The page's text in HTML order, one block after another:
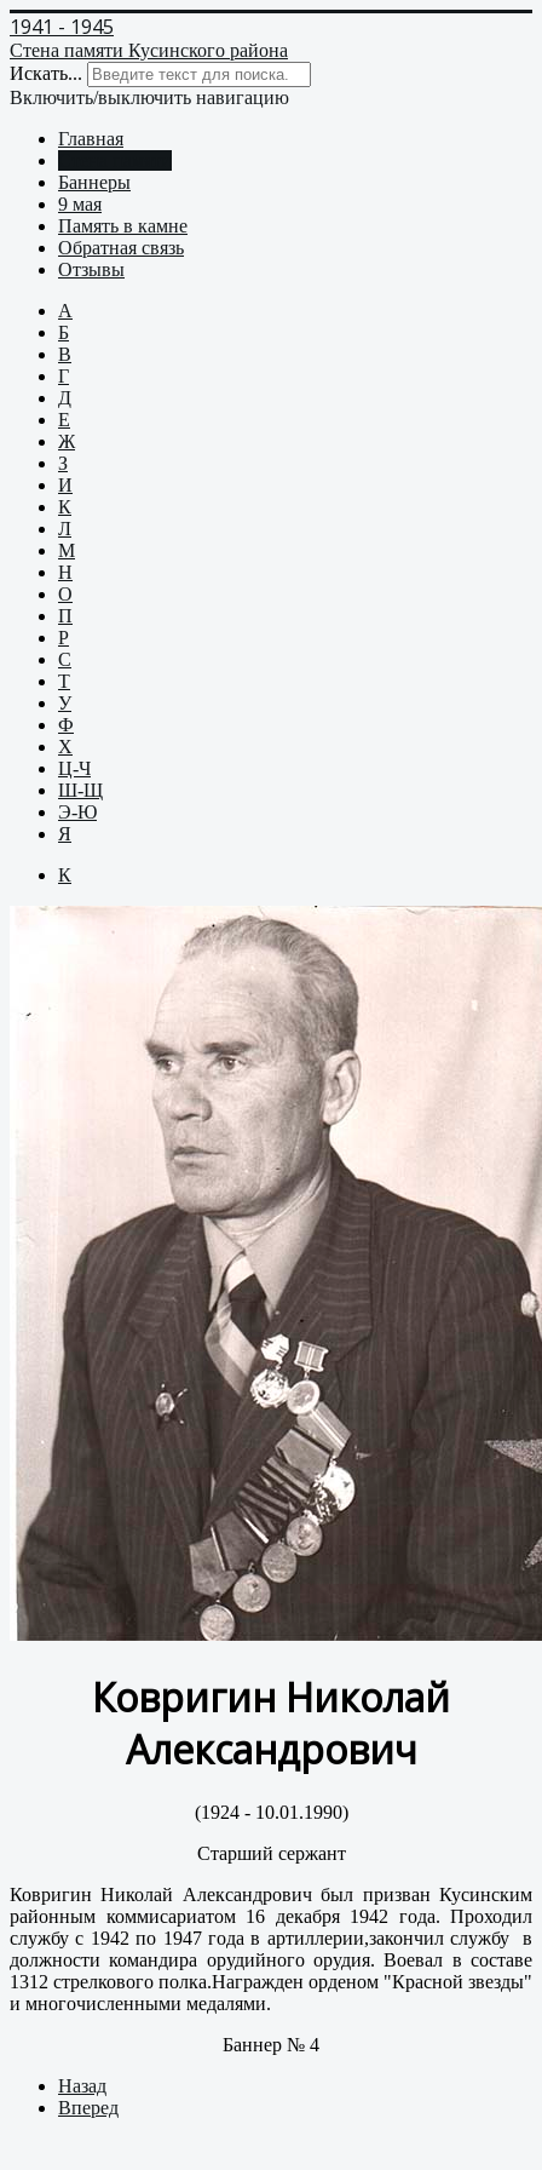
1941 - 1945
Стена памяти Кусинского района
Искать...
Включить/выключить навигацию
Главная
Баннеры
9 мая
Память в камне
Обратная связь
Отзывы
А
Б
В
Г
Д
Е
Ж
З
И
К
Л
М
Н
О
П
Р
С
Т
У
Ф
Х
Ц-Ч
Ш-Щ
Э-Ю
Я
К
Ковригин Николай
Александрович
(1924 - 10.01.1990)
Старший сержант
Ковригин Николай Александрович был призван Кусинским
районным коммисариатом 16 декабря 1942 года. Проходил
службу с 1942 по 1947 года в артиллерии,закончил службу в
должности командира орудийного орудия. Воевал в составе
1312 стрелкового полка.Награжден орденом "Красной звезды"
и многочисленными медалями.
Баннер № 4
Назад
Вперед